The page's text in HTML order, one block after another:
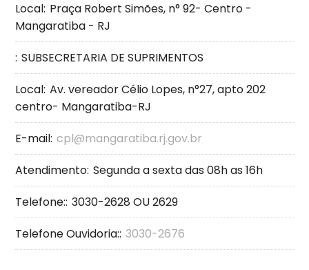
Local: Praça Robert Simões, n° 92- Centro -
Mangaratiba - RJ
: SUBSECRETARIA DE SUPRIMENTOS
Local: Av. vereador Célio Lopes, n°27, apto 202
centro- Mangaratiba-RJ
E-mail: cpl@mangaratiba.rj.gov.br
Atendimento: Segunda a sexta das 08h as 16h
Telefone:: 3030-2628 OU 2629
Telefone Ouvidoria:: 3030-2676